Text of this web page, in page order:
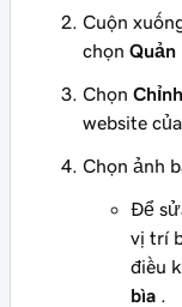
Cuộn
chọn Quản
Chọn
website
Chọn ảnh
Để
vị trí
điều
bìa .